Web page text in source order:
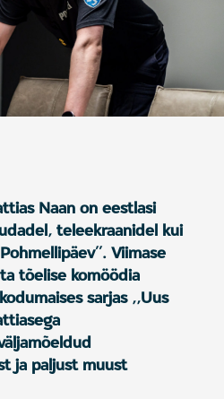
Naan on eestlasi
teleekraanidel kui
Viimase
tõelise komöödia
sarjas ,,Uus
ja paljust muust